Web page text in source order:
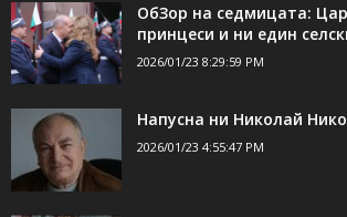
ОбЗор на седмицата:
принцеси и ни един
2026/01/23 8:29:59 PM
Напусна ни Николай
2026/01/23 4:55:47 PM